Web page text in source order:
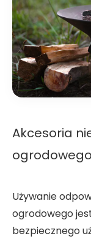
Akcesoria
ogrodowego
Używanie
ogrodowego
bezpiecznego